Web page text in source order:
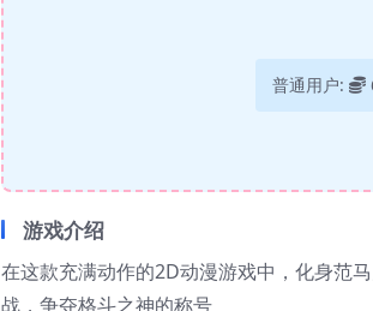
普通用户:
游戏介绍
在这款充满动作的2D动漫游戏中，化身范
战，争夺格斗之神的称号